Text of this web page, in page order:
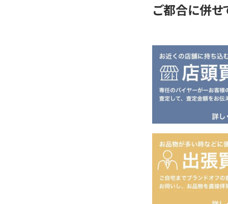
ご都合に併せ